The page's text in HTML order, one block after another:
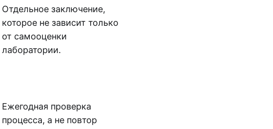
Отдельное заключение,
которое не зависит только
от самооценки
лаборатории.
Ежегодная проверка
процесса, а не повтор